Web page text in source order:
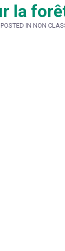
la
POSTED IN NON